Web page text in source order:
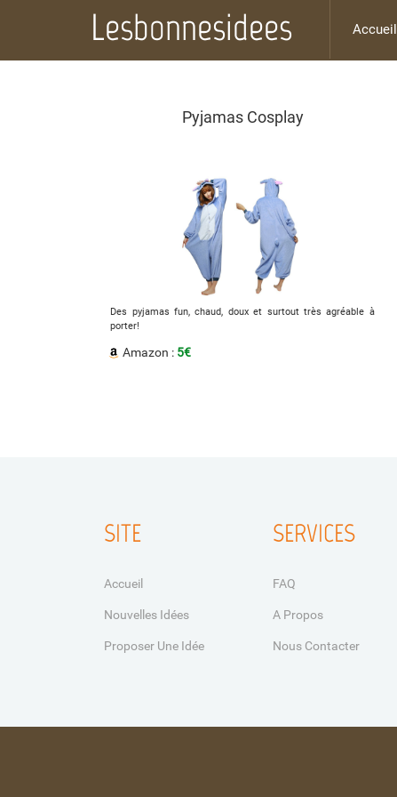
Lesbonnesidees Accueil
Pyjamas Cosplay
Des pyjamas fun, chaud, doux et surtout très agréable à
porter!
Amazon : 5€
SITE
Accueil
Nouvelles Idées
Proposer Une Idée
SERVICES
FAQ
A Propos
Nous Contacter